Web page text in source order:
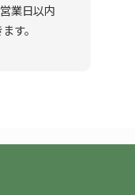
業日以内
す。